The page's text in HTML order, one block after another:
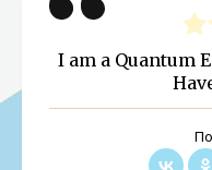
I am a Quantum